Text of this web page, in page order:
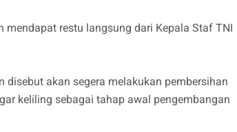
restu langsung dari Kepala Staf TNI
disebut akan segera melakukan pembersihan
keliling sebagai tahap awal pengembangan